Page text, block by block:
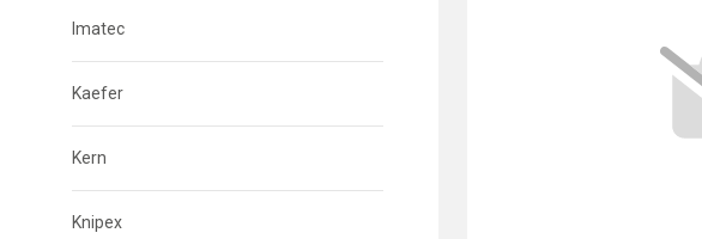
Imatec
Kaefer
Kern
Knipex